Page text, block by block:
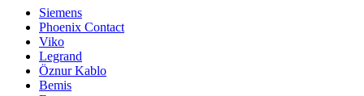
Siemens
Phoenix Contact
Viko
Legrand
Öznur Kablo
Bemis